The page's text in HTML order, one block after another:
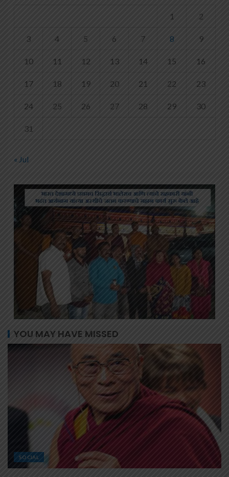
1 2
3 4 5 6 7 8 9
10 11 12 13 14 15 16
17 18 19 20 21 22 23
24 25 26 27 28 29 30
31
« Jul
YOU MAY HAVE MISSED
SOCIAL